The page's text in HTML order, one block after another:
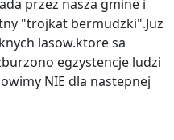
przez nasza gmine i
"trojkat bermudzki".Juz
lasow.ktore sa
egzystencje ludzi
NIE dla nastepnej